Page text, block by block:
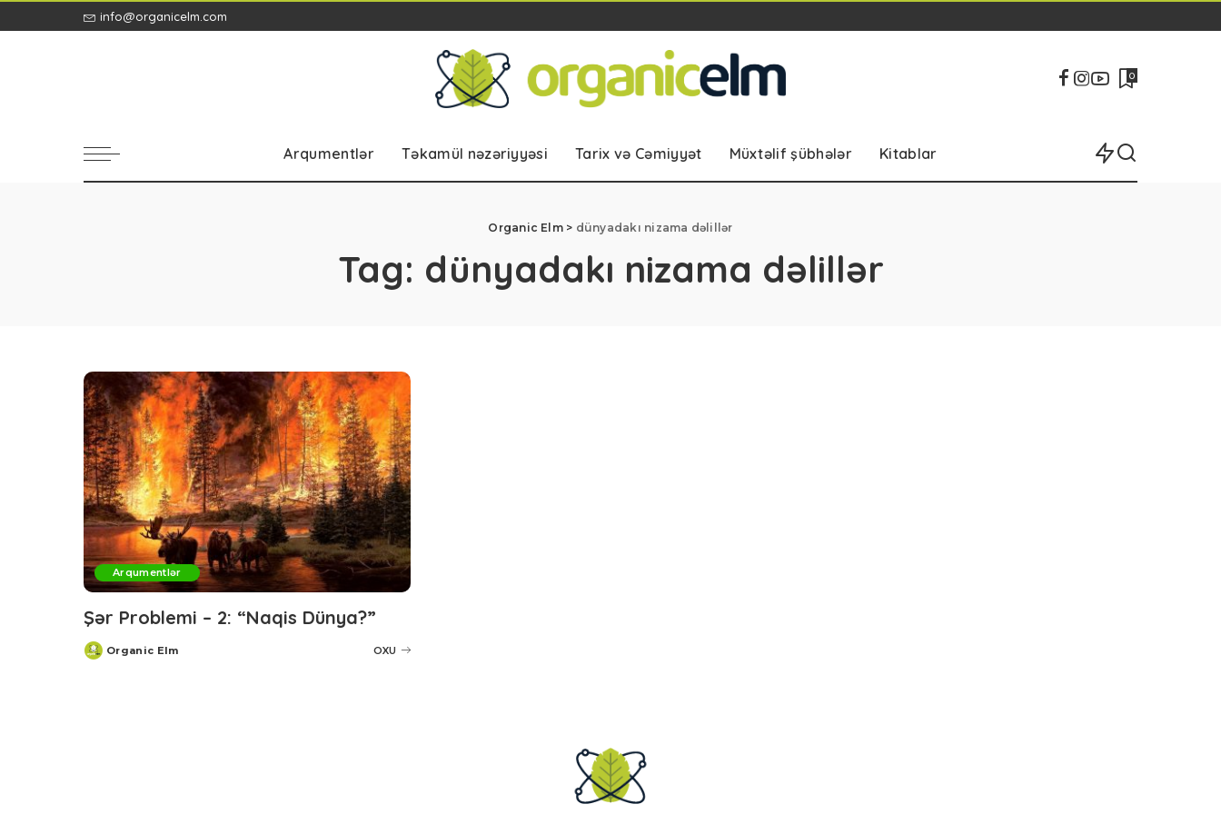
info@organicelm.com
0
Arqumentlər Təkamül nəzəriyyəsi Tarix və Cəmiyyət Müxtəlif şübhələr Kitablar
Organic Elm> dünyadakı nizama dəlillər
Tag: dünyadakı nizama dəlillər
Arqumentlər
Şər Problemi – 2: “Naqis Dünya?”
Posted
Organic Elm OXU